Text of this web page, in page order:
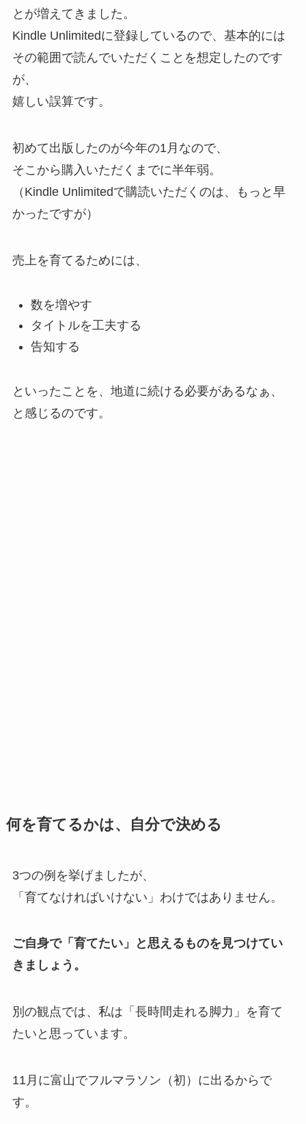
とが増えてきました。
Kindle Unlimitedに登録しているので、基本的には
その範囲で読んでいただくことを想定したのです
が、
嬉しい誤算です。
初めて出版したのが今年の1月なので、
そこから購入いただくまでに半年弱。
（Kindle Unlimitedで購読いただくのは、もっと早
かったですが）
売上を育てるためには、
数を増やす
タイトルを工夫する
告知する
といったことを、地道に続ける必要があるなぁ、
と感じるのです。
何を育てるかは、自分で決める
3つの例を挙げましたが、
「育てなければいけない」わけではありません。
ご自身で「育てたい」と思えるものを見つけてい
きましょう。
別の観点では、私は「長時間走れる脚力」を育て
たいと思っています。
11月に富山でフルマラソン（初）に出るからで
す。